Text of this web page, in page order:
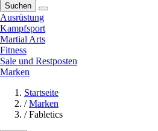
Suchen
Ausrüstung
Kampfsport
Martial Arts
Fitness
Sale und Restposten
Marken
Startseite
/ Marken
/ Fabletics